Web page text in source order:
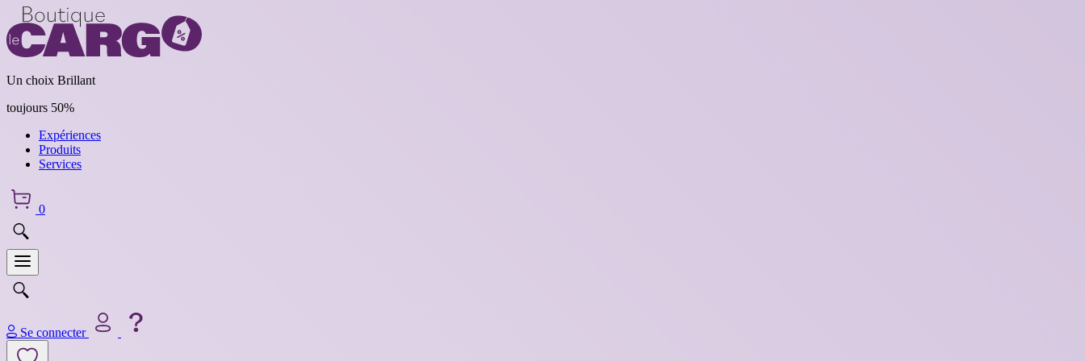
Un choix Brillant
toujours 50%
Expériences
Produits
Services
0
Se connecter